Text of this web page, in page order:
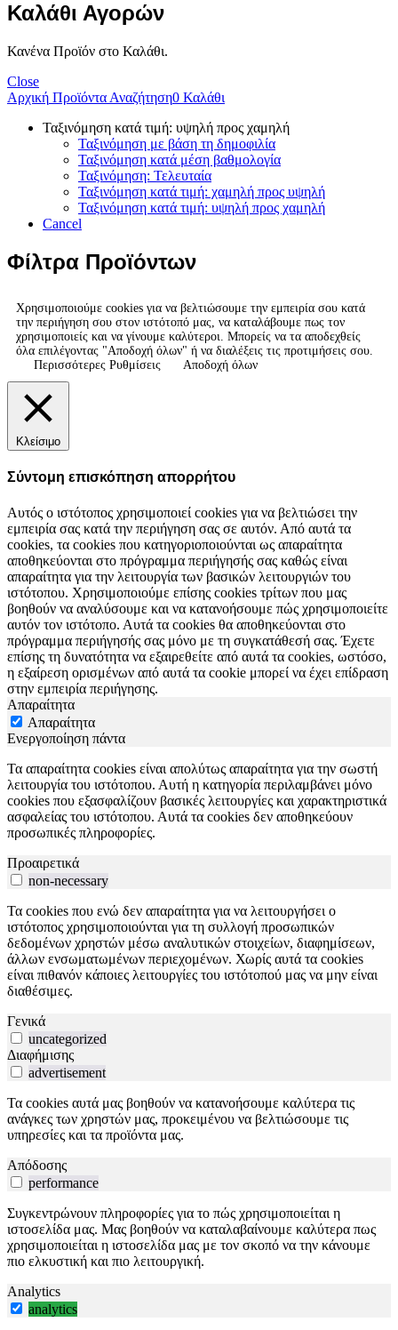
Καλάθι Αγορών
Κανένα Προϊόν στο Καλάθι.
Close
Αρχική Προϊόντα Αναζήτηση0 Καλάθι
Ταξινόμηση κατά τιμή: υψηλή προς χαμηλή
Ταξινόμηση με βάση τη δημοφιλία
Ταξινόμηση κατά μέση βαθμολογία
Ταξινόμηση: Τελευταία
Ταξινόμηση κατά τιμή: χαμηλή προς υψηλή
Ταξινόμηση κατά τιμή: υψηλή προς χαμηλή
Cancel
Φίλτρα Προϊόντων
Χρησιμοποιούμε cookies για να βελτιώσουμε την εμπειρία σου κατά
την περιήγηση σου στον ιστότοπό μας, να καταλάβουμε πως τον
χρησιμοποιείς και να γίνουμε καλύτεροι. Μπορείς να τα αποδεχθείς
όλα επιλέγοντας "Αποδοχή όλων" ή να διαλέξεις τις προτιμήσεις σου.
Περισσότερες Ρυθμίσεις
Αποδοχή όλων
Κλείσιμο
Σύντομη επισκόπηση απορρήτου
Αυτός ο ιστότοπος χρησιμοποιεί cookies για να βελτιώσει την
εμπειρία σας κατά την περιήγηση σας σε αυτόν. Από αυτά τα
cookies, τα cookies που κατηγοριοποιούνται ως απαραίτητα
αποθηκεύονται στο πρόγραμμα περιήγησής σας καθώς είναι
απαραίτητα για την λειτουργία των βασικών λειτουργιών του
ιστότοπου. Χρησιμοποιούμε επίσης cookies τρίτων που μας
βοηθούν να αναλύσουμε και να κατανοήσουμε πώς χρησιμοποιείτε
αυτόν τον ιστότοπο. Αυτά τα cookies θα αποθηκεύονται στο
πρόγραμμα περιήγησής σας μόνο με τη συγκατάθεσή σας. Έχετε
επίσης τη δυνατότητα να εξαιρεθείτε από αυτά τα cookies, ωστόσο,
η εξαίρεση ορισμένων από αυτά τα cookie μπορεί να έχει επίδραση
στην εμπειρία περιήγησης.
Απαραίτητα
Απαραίτητα
Ενεργοποίηση πάντα
Τα απαραίτητα cookies είναι απολύτως απαραίτητα για την σωστή
λειτουργία του ιστότοπου. Αυτή η κατηγορία περιλαμβάνει μόνο
cookies που εξασφαλίζουν βασικές λειτουργίες και χαρακτηριστικά
ασφαλείας του ιστότοπου. Αυτά τα cookies δεν αποθηκεύουν
προσωπικές πληροφορίες.
Προαιρετικά
non-necessary
Τα cookies που ενώ δεν απαραίτητα για να λειτουργήσει ο
ιστότοπος χρησιμοποιούνται για τη συλλογή προσωπικών
δεδομένων χρηστών μέσω αναλυτικών στοιχείων, διαφημίσεων,
άλλων ενσωματωμένων περιεχομένων. Χωρίς αυτά τα cookies
είναι πιθανόν κάποιες λειτουργίες του ιστότοπού μας να μην είναι
διαθέσιμες.
Γενικά
uncategorized
Διαφήμισης
advertisement
Τα cookies αυτά μας βοηθούν να κατανοήσουμε καλύτερα τις
ανάγκες των χρηστών μας, προκειμένου να βελτιώσουμε τις
υπηρεσίες και τα προϊόντα μας.
Απόδοσης
performance
Συγκεντρώνουν πληροφορίες για το πώς χρησιμοποιείται η
ιστοσελίδα μας. Μας βοηθούν να καταλαβαίνουμε καλύτερα πως
χρησιμοποιείται η ιστοσελίδα μας με τον σκοπό να την κάνουμε
πιο ελκυστική και πιο λειτουργική.
Analytics
analytics